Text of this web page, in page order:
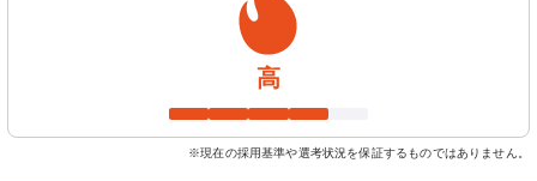
高
※現在の採用基準や選考状況を保証するものではありません。